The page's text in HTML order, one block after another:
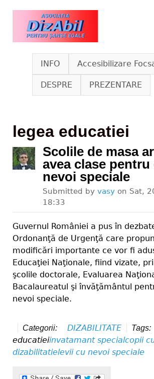
Skip to main content
www.dizabil.eu
INFO Accesibilizare
DESPRE PREZENTARE
legea educatiei
Scolile de masa
avea clase pentru
nevoi speciale
Submitted by vasy on Sat,
18:33
Guvernul României a pus în
Ordonanţă de Urgenţă care
modificări importante ce vor fi
Educaţiei Naţionale, fiind vizate,
şcolile doctorale, Evaluarea
Bacalaureatul şi învăţământul
nevoi speciale.
Categorii: DIZABILITATE Tags:
educatieiinvatamant specialcopii
dizabilitatielevii cu nevoi speciale